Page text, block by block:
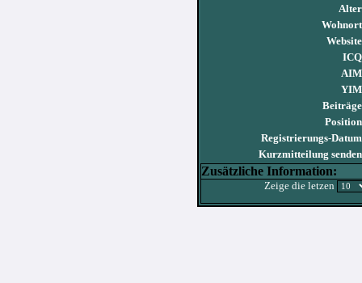
Registrierungs-
Kurzmitteilung
Zusätzliche Information:
Zeige die letzen